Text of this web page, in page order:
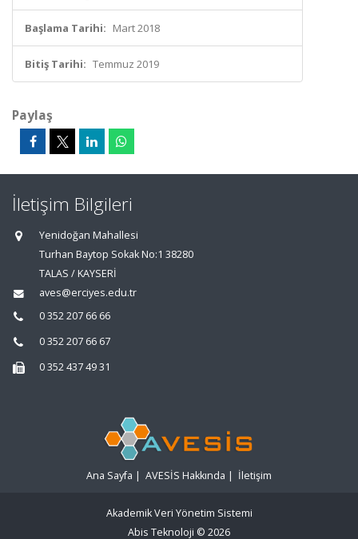
Başlama Tarihi: Mart 2018
Bitiş Tarihi: Temmuz 2019
Paylaş
İletişim Bilgileri
Yenidoğan Mahallesi
Turhan Baytop Sokak No:1 38280
TALAS / KAYSERİ
aves@erciyes.edu.tr
0 352 207 66 66
0 352 207 66 67
0 352 437 49 31
Ana Sayfa | AVESİS Hakkında | İletişim
Akademik Veri Yönetim Sistemi
Abis Teknoloji © 2026